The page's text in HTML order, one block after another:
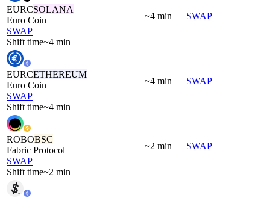
EURCSOLANA
Euro Coin
SWAP
Shift time~4 min
~4 min SWAP
EURCETHEREUM
Euro Coin
SWAP
Shift time~4 min
~4 min SWAP
ROBOBSC
Fabric Protocol
SWAP
Shift time~2 min
~2 min SWAP